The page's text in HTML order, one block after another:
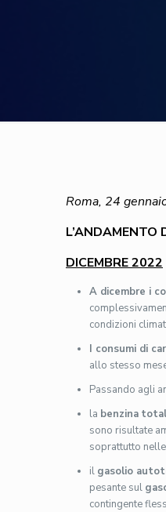
Roma, 24
L’ANDAMENTO
DICEMBRE 2022
A dicembre i
condizioni
I consumi di
allo stesso
Passando agli
la benzina
sono risultate
soprattutto
il gasolio
pesante sul
contingente